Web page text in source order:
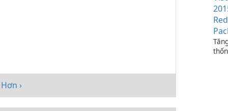
Hơn ›